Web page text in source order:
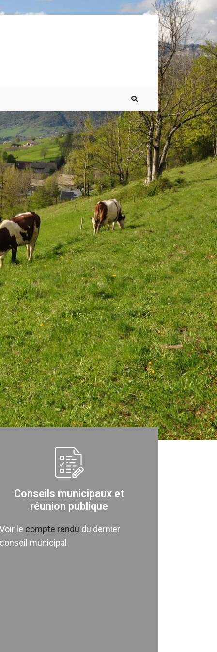
Conseils municipaux et
réunion publique
Voir le compte rendu du dernier
conseil municipal